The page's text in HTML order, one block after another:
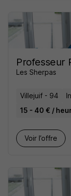
Professeur
Les Sherpas
Villejuif - 94
15 - 40 € /
Voir l’offre